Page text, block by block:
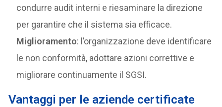
condurre audit interni e riesaminare la direzione
per garantire che il sistema sia efficace.
Miglioramento: l’organizzazione deve identificare
le non conformità, adottare azioni correttive e
migliorare continuamente il SGSI.
Vantaggi per le aziende certificate